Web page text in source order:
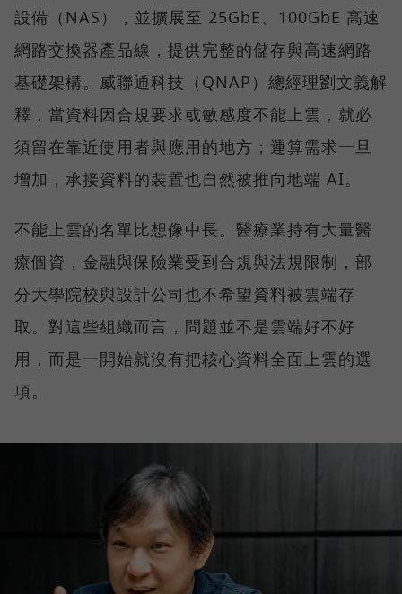
設備（NAS），並擴展至 25GbE、100GbE 高速
網路交換器產品線，提供完整的儲存與高速網路
基礎架構。威聯通科技（QNAP）總經理劉文義解
釋，當資料因合規要求或敏感度不能上雲，就必
須留在靠近使用者與應用的地方；運算需求一旦
增加，承接資料的裝置也自然被推向地端 AI。
不能上雲的名單比想像中長。醫療業持有大量醫
療個資，金融與保險業受到合規與法規限制，部
分大學院校與設計公司也不希望資料被雲端存
取。對這些組織而言，問題並不是雲端好不好
用，而是一開始就沒有把核心資料全面上雲的選
項。